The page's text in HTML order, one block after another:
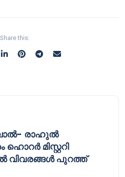
Share this:
രാഹുൽ
മിസ്റ്ററി
വിവരങ്ങൾ പുറത്ത്